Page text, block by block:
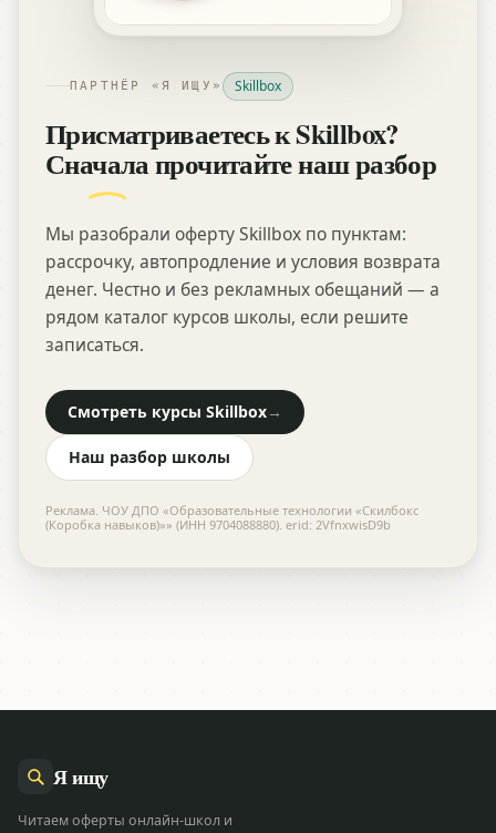
ПАРТНЁР «Я ИЩУ» Skillbox
Присматриваетесь к Skillbox?
Сначала прочитайте наш разбор
Мы разобрали оферту Skillbox по пунктам:
рассрочку, автопродление и условия возврата
денег. Честно и без рекламных обещаний — а
рядом каталог курсов школы, если решите
записаться.
Смотреть курсы Skillbox→
Наш разбор школы
Реклама. ЧОУ ДПО «Образовательные технологии «Скилбокс
(Коробка навыков)»» (ИНН 9704088880). erid: 2VfnxwisD9b
Яищу
Читаем оферты онлайн-школ и